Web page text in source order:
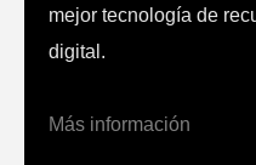
mejor tecnología de
digital.
Más información